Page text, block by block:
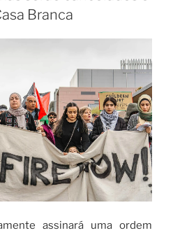
Branca
assinará uma ordem